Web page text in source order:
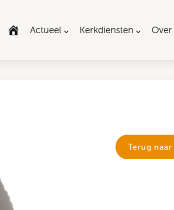
Actueel Kerkdiensten
Terug